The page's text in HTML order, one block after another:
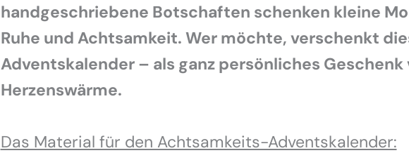
handgeschriebene Botschaften schenken kleine
Ruhe und Achtsamkeit. Wer möchte, verschenkt
Adventskalender – als ganz persönliches Geschenk
Herzenswärme.
Das Material für den Achtsamkeits-Adventskalender: